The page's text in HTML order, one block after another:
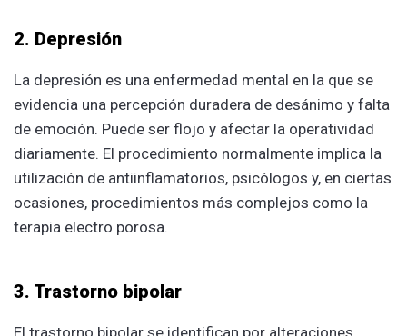
2. Depresión
La depresión es una enfermedad mental en la que se
evidencia una percepción duradera de desánimo y falta
de emoción. Puede ser flojo y afectar la operatividad
diariamente. El procedimiento normalmente implica la
utilización de antiinflamatorios, psicólogos y, en ciertas
ocasiones, procedimientos más complejos como la
terapia electro porosa.
3. Trastorno bipolar
El trastorno bipolar se identifican por alteraciones